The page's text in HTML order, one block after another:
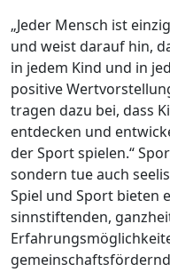
„Jeder Mensch ist
und weist darauf hin,
in jedem Kind und in
positive
tragen dazu bei, dass
entdecken und
der Sport spielen.“
sondern tue auch
Spiel und Sport bieten
sinnstiftenden,